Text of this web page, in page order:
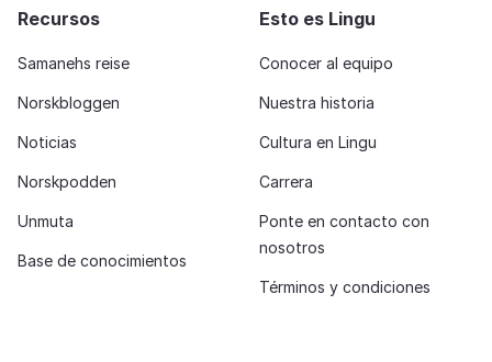
Recursos
Samanehs reise
Norskbloggen
Noticias
Norskpodden
Unmuta
Base de conocimientos
Esto es Lingu
Conocer al equipo
Nuestra historia
Cultura en Lingu
Carrera
Ponte en contacto con
nosotros
Términos y condiciones